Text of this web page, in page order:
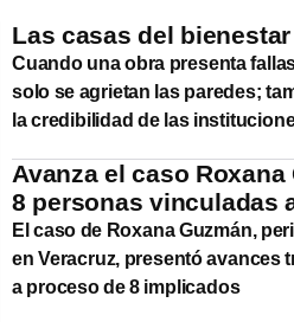
Las casas del bienestar
Cuando una obra presenta
solo se agrietan las paredes;
la credibilidad de las
Avanza el caso Roxana
8 personas vinculadas
El caso de Roxana Guzmán,
en Veracruz, presentó avances
a proceso de 8 implicados